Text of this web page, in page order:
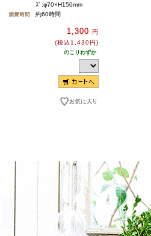
ｽﾞ:φ70×H150mm
約60時間
1,300
円
(税込1,430円)
のこりわずか